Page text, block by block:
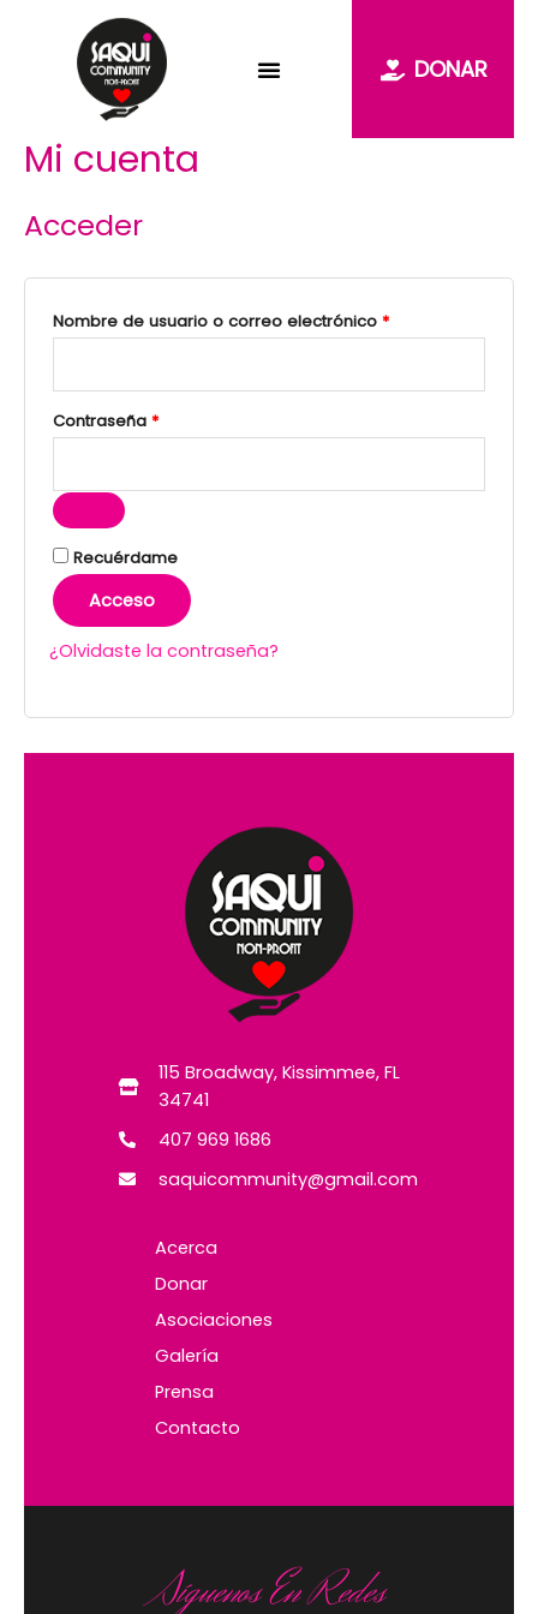
contenido
DONAR
Mi cuenta
Acceder
Nombre de usuario o correo electrónico *
Contraseña *
Recuérdame
Acceso
¿Olvidaste la contraseña?
115 Broadway, Kissimmee, FL
34741
407 969 1686
saquicommunity@gmail.com
Acerca
Donar
Asociaciones
Galería
Prensa
Contacto
Síguenos En Redes